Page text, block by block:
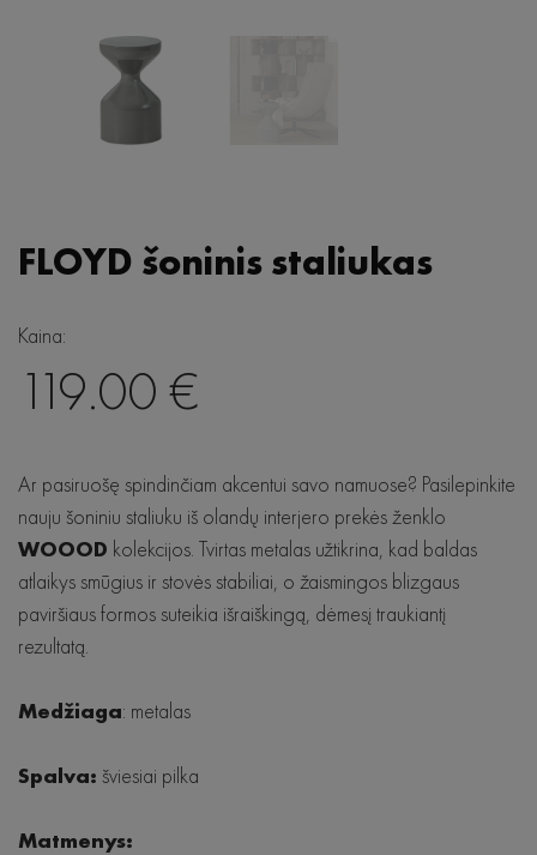
Lugano
Seed
De Eekhorn
Sofos
Stalai
Kėdės
Krėslai
FLOYD šoninis staliukas
Kaina:
119.00 €
Ar pasiruošę spindinčiam akcentui savo namuose? Pasilepinkite
nauju šoniniu staliuku iš olandų interjero prekės ženklo
WOOOD kolekcijos. Tvirtas metalas užtikrina, kad baldas
atlaikys smūgius ir stovės stabiliai, o žaismingos blizgaus
paviršiaus formos suteikia išraiškingą, dėmesį traukiantį
rezultatą.
Medžiaga: metalas
Spalva: šviesiai pilka
Matmenys: